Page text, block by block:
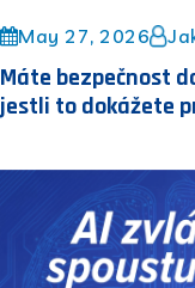
May 27, 2026
Máte bezpečnost
jestli to dokážete